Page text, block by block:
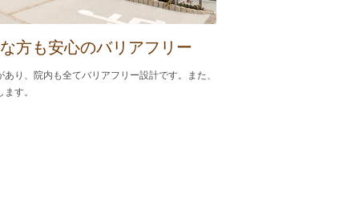
方も安心のバリアフリー
り、院内も全てバリアフリー設計です。また、
す。